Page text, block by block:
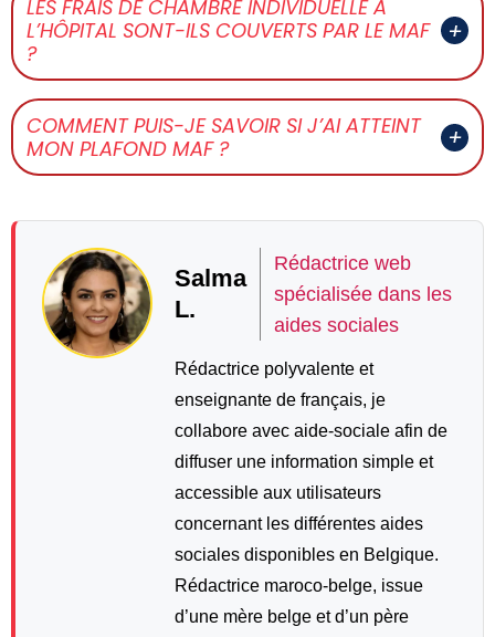
LES FRAIS DE CHAMBRE INDIVIDUELLE À
L’HÔPITAL SONT-ILS COUVERTS PAR LE MAF
?
COMMENT PUIS-JE SAVOIR SI J’AI ATTEINT
MON PLAFOND MAF ?
Salma
L.
Rédactrice web
spécialisée dans les
aides sociales
Rédactrice polyvalente et
enseignante de français, je
collabore avec aide-sociale afin de
diffuser une information simple et
accessible aux utilisateurs
concernant les différentes aides
sociales disponibles en Belgique.
Rédactrice maroco-belge, issue
d’une mère belge et d’un père